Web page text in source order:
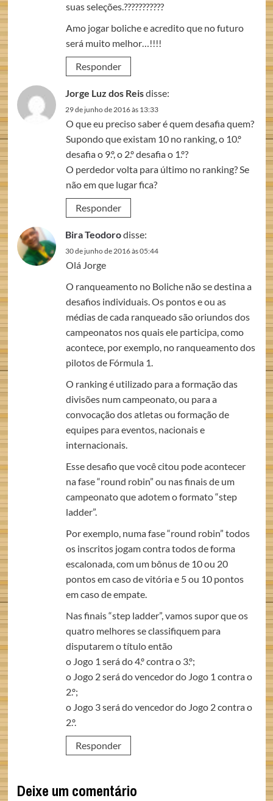
suas seleções.???????????
Amo jogar boliche e acredito que no futuro
será muito melhor…!!!!
Responder
Jorge Luz dos Reisdisse:
29 de junho de 2016 às 13:33
O que eu preciso saber é quem desafia quem?
Supondo que existam 10 no ranking, o 10.º
desafia o 9.º, o 2.º desafia o 1.º?
O perdedor volta para último no ranking? Se
não em que lugar fica?
Responder
Bira Teodorodisse:
30 de junho de 2016 às 05:44
Olá Jorge
O ranqueamento no Boliche não se destina a
desafios individuais. Os pontos e ou as
médias de cada ranqueado são oriundos dos
campeonatos nos quais ele participa, como
acontece, por exemplo, no ranqueamento dos
pilotos de Fórmula 1.
O ranking é utilizado para a formação das
divisões num campeonato, ou para a
convocação dos atletas ou formação de
equipes para eventos, nacionais e
internacionais.
Esse desafio que você citou pode acontecer
na fase “round robin” ou nas finais de um
campeonato que adotem o formato “step
ladder”.
Por exemplo, numa fase “round robin” todos
os inscritos jogam contra todos de forma
escalonada, com um bônus de 10 ou 20
pontos em caso de vitória e 5 ou 10 pontos
em caso de empate.
Nas finais “step ladder”, vamos supor que os
quatro melhores se classifiquem para
disputarem o título então
o Jogo 1 será do 4.º contra o 3.º;
o Jogo 2 será do vencedor do Jogo 1 contra o
2.º;
o Jogo 3 será do vencedor do Jogo 2 contra o
2.º.
Responder
Deixe um comentário